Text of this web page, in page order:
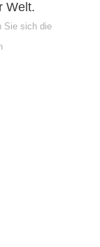
Welt.
Sie sich die